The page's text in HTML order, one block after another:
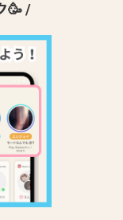
🥳 /